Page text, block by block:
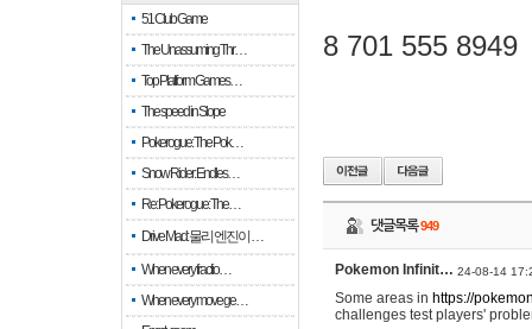
51 Club Game
The Unassuming Thr…
Top Platform Games…
The speed in Slope
Pokerogue: The Pok…
Snow Rider: Endles…
Re: Pokerogue: The…
Drive Mad: 물리 엔진이 …
When every fractio…
When every move ge…
8 701 555 8949
댓글목록949
Pokemon Infinit… 24-08-14
Some areas in https://
challenges test players'